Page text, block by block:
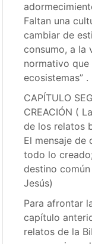
Faltan una
cambiar de
consumo, a la
normativo
ecosistemas” .
CAPÍTULO
CREACIÓN (
de los relatos
El mensaje de
todo lo
destino
Jesús)
Para afrontar
capítulo
relatos de la